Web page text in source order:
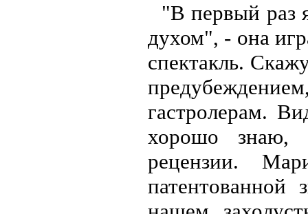
"В первый
духом", - она
спектакль.
гастролерам.
хорошо знаю,
рецензии.